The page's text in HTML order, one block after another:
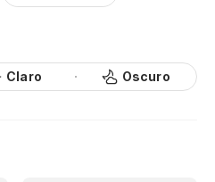
Claro Oscuro